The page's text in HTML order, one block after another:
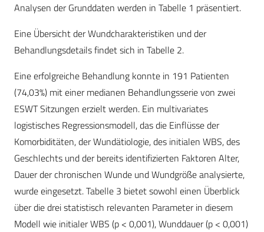
Analysen der Grunddaten werden in Tabelle 1 präsentiert.
Eine Übersicht der Wundcharakteristiken und der
Behandlungsdetails findet sich in Tabelle 2.
Eine erfolgreiche Behandlung konnte in 191 Patienten
(74,03%) mit einer medianen Behandlungsserie von zwei
ESWT Sitzungen erzielt werden. Ein multivariates
logistisches Regressionsmodell, das die Einflüsse der
Komorbiditäten, der Wundätiologie, des initialen WBS, des
Geschlechts und der bereits identifizierten Faktoren Alter,
Dauer der chronischen Wunde und Wundgröße analysierte,
wurde eingesetzt. Tabelle 3 bietet sowohl einen Überblick
über die drei statistisch relevanten Parameter in diesem
Modell wie initialer WBS (p < 0,001), Wunddauer (p < 0,001)